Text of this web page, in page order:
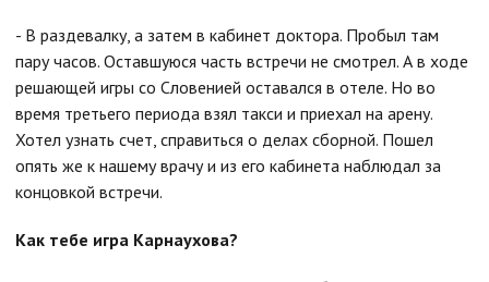
- В раздевалку, а затем в кабинет доктора. Пробыл там
пару часов. Оставшуюся часть встречи не смотрел. А в ходе
решающей игры со Словенией оставался в отеле. Но во
время третьего периода взял такси и приехал на арену.
Хотел узнать счет, справиться о делах сборной. Пошел
опять же к нашему врачу и из его кабинета наблюдал за
концовкой встречи.
Как тебе игра Карнаухова?